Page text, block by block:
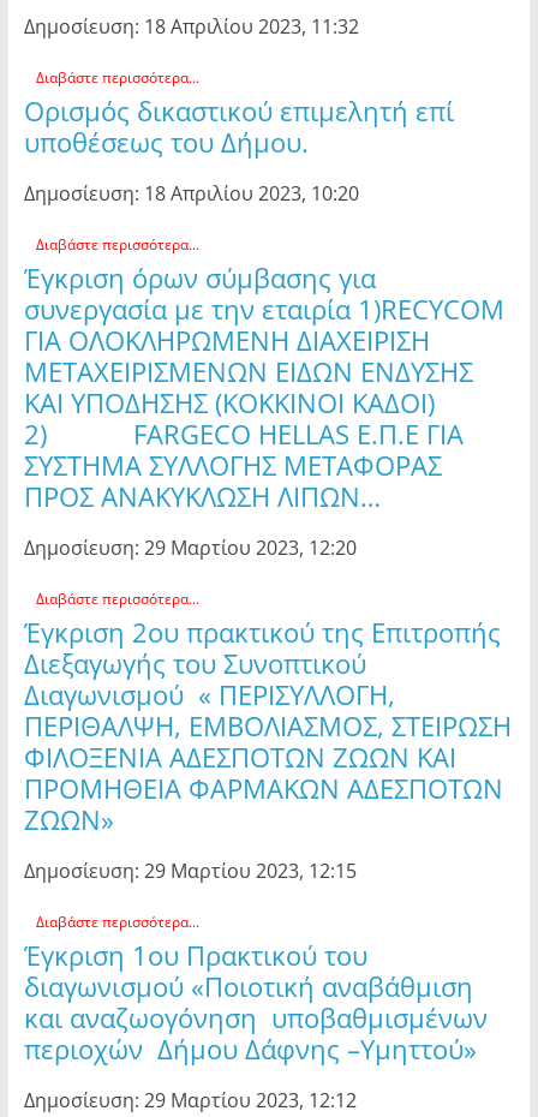
Δημοσίευση: 18 Απριλίου 2023, 11:32
Διαβάστε περισσότερα...
Ορισμός δικαστικού επιμελητή επί
υποθέσεως του Δήμου.
Δημοσίευση: 18 Απριλίου 2023, 10:20
Διαβάστε περισσότερα...
Έγκριση όρων σύμβασης για
συνεργασία με την εταιρία 1)RECYCOM
ΓΙΑ ΟΛΟΚΛΗΡΩΜΕΝΗ ΔΙΑΧΕΙΡΙΣΗ
ΜΕΤΑΧΕΙΡΙΣΜΕΝΩΝ ΕΙΔΩΝ ΕΝΔΥΣΗΣ
ΚΑΙ ΥΠΟΔΗΣΗΣ (ΚΟΚΚΙΝΟΙ ΚΑΔΟΙ)
2) FARGECO HELLAS Ε.Π.Ε ΓΙΑ
ΣΥΣΤΗΜΑ ΣΥΛΛΟΓΗΣ ΜΕΤΑΦΟΡΑΣ
ΠΡΟΣ ΑΝΑΚΥΚΛΩΣΗ ΛΙΠΩΝ…
Δημοσίευση: 29 Μαρτίου 2023, 12:20
Διαβάστε περισσότερα...
Έγκριση 2ου πρακτικού της Επιτροπής
Διεξαγωγής του Συνοπτικού
Διαγωνισμού « ΠΕΡΙΣΥΛΛΟΓΗ,
ΠΕΡΙΘΑΛΨΗ, ΕΜΒΟΛΙΑΣΜΟΣ, ΣΤΕΙΡΩΣΗ
ΦΙΛΟΞΕΝΙΑ ΑΔΕΣΠΟΤΩΝ ΖΩΩΝ ΚΑΙ
ΠΡΟΜΗΘΕΙΑ ΦΑΡΜΑΚΩΝ ΑΔΕΣΠΟΤΩΝ
ΖΩΩΝ»
Δημοσίευση: 29 Μαρτίου 2023, 12:15
Διαβάστε περισσότερα...
Έγκριση 1ου Πρακτικού του
διαγωνισμού «Ποιοτική αναβάθμιση
και αναζωογόνηση υποβαθμισμένων
περιοχών Δήμου Δάφνης –Υμηττού»
Δημοσίευση: 29 Μαρτίου 2023, 12:12